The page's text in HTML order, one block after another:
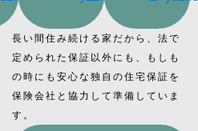
長い間住み続ける家だから、法で
定められた保証以外にも、もしも
の時にも安心な独自の住宅保証を
保険会社と協力して準備していま
す。